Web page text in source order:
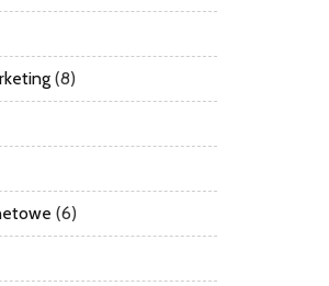
(8)
(6)